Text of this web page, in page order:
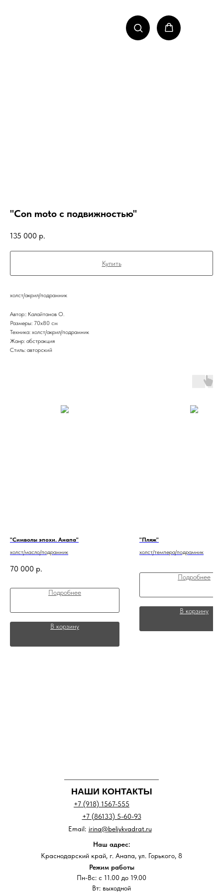
"Con moto с подвижностью"
135 000 р.
Купить
холст/акрил/подрамник
Автор:: Калайтанов О.
Размеры: 70x80 см
Техника: холст/акрил/подрамник
Жанр: абстракция
Стиль: авторский
"Символы эпохи. Анапа"
холст/масло/подрамник
70 000 р.
Подробнее
В корзину
"Пляж"
холст/темпера/подрамник
Подробнее
В корзину
НАШИ КОНТАКТЫ
+7 (918) 1567-555
+7 (86133) 5-60-93
Наш адрес:
Краснодарский край, г. Анапа, ул. Горького, 8
Режим работы
Пн-Вс: с 11.00 до 19.00
Вт: выходной
irina@beliykvadrat.ru
Email: